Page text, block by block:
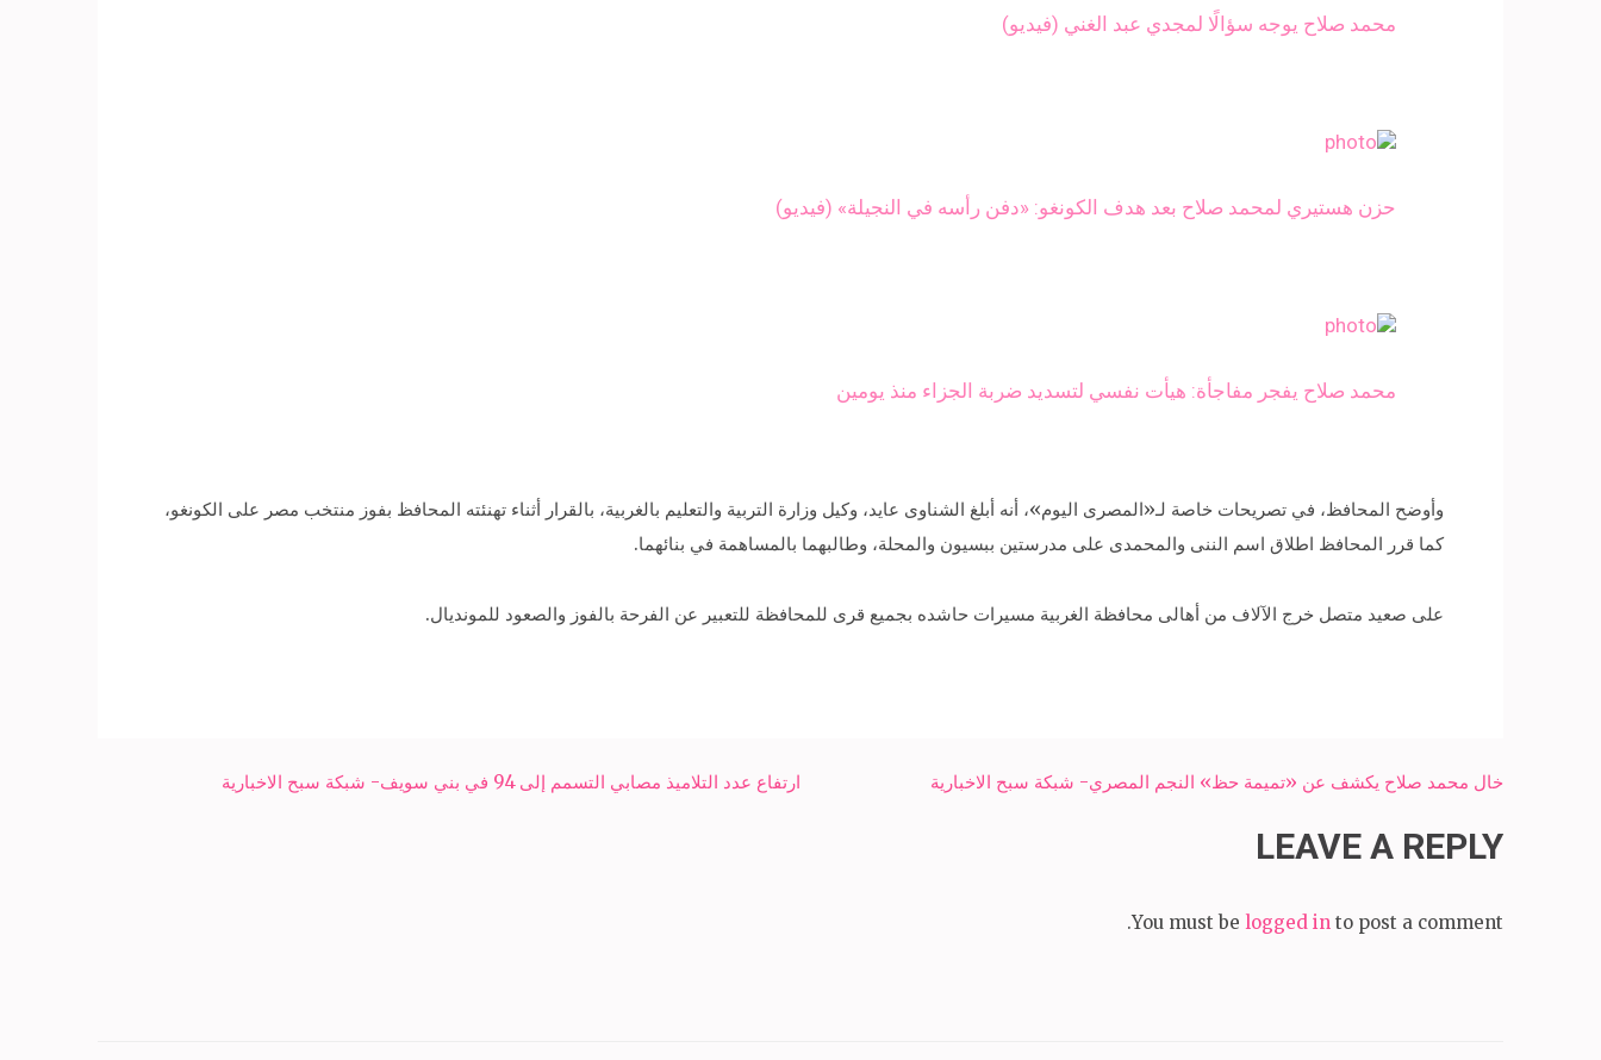
محمد صلاح يوجه سؤالًا لمجدي عبد الغني (فيديو)
حزن هستيري لمحمد صلاح بعد هدف الكونغو: «دفن رأسه في النجيلة» (فيديو)
محمد صلاح يفجر مفاجأة: هيأت نفسي لتسديد ضربة الجزاء منذ يومين
وأوضح المحافظ، في تصريحات خاصة لـ«المصرى اليوم»، أنه أبلغ الشناوى عايد، وكيل وزارة التربية والتعليم بالغربية، بالقرار أثناء تهنئته المحافظ بفوز منتخب مصر على الكونغو،
كما قرر المحافظ اطلاق اسم الننى والمحمدى على مدرستين ببسيون والمحلة، وطالبهما بالمساهمة في بنائهما.
على صعيد متصل خرج الآلاف من أهالى محافظة الغربية مسيرات حاشده بجميع قرى للمحافظة للتعبير عن الفرحة بالفوز والصعود للمونديال.
Post
ارتفاع عدد التلاميذ مصابي التسمم إلى 94 في بني سويف- شبكة سبح الاخبارية خال محمد صلاح يكشف عن «تميمة حظ» النجم المصري- شبكة سبح الاخبارية
LEAVE A REPLY
You must be logged in to post a comment.